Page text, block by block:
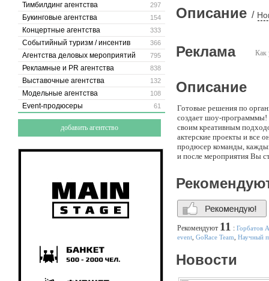
297
Тимбилдинг агентства
154
Букинговые агентства
333
Концертные агентства
366
Событийный туризм / инсентив
795
Агентства деловых мероприятий
838
Рекламные и PR агентства
132
Выставочные агентства
108
Модельные агентства
61
Event-продюсеры
добавить агентство
Описание /
Как
Реклама
Описание
Готовые решения по
создает шоу-
своим креативным
актерские проекты и все
продюсер команды,
и после мероприятия Вы
Рекомендуют 11 : Горбатов
event GoRace Team Научный
Новости